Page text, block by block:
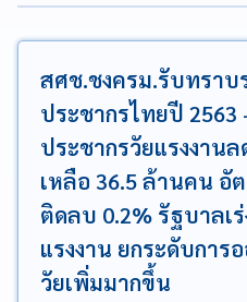
สศช.ชงครม.รับทราบ
ประชากรไทยปี
ประชากรวัยแรงงาน
เหลือ 36.5 ล้านคน อั
ติดลบ 0.2% รัฐบาล
แรงงาน ยกระดับการ
วัยเพิ่มมากขึ้น